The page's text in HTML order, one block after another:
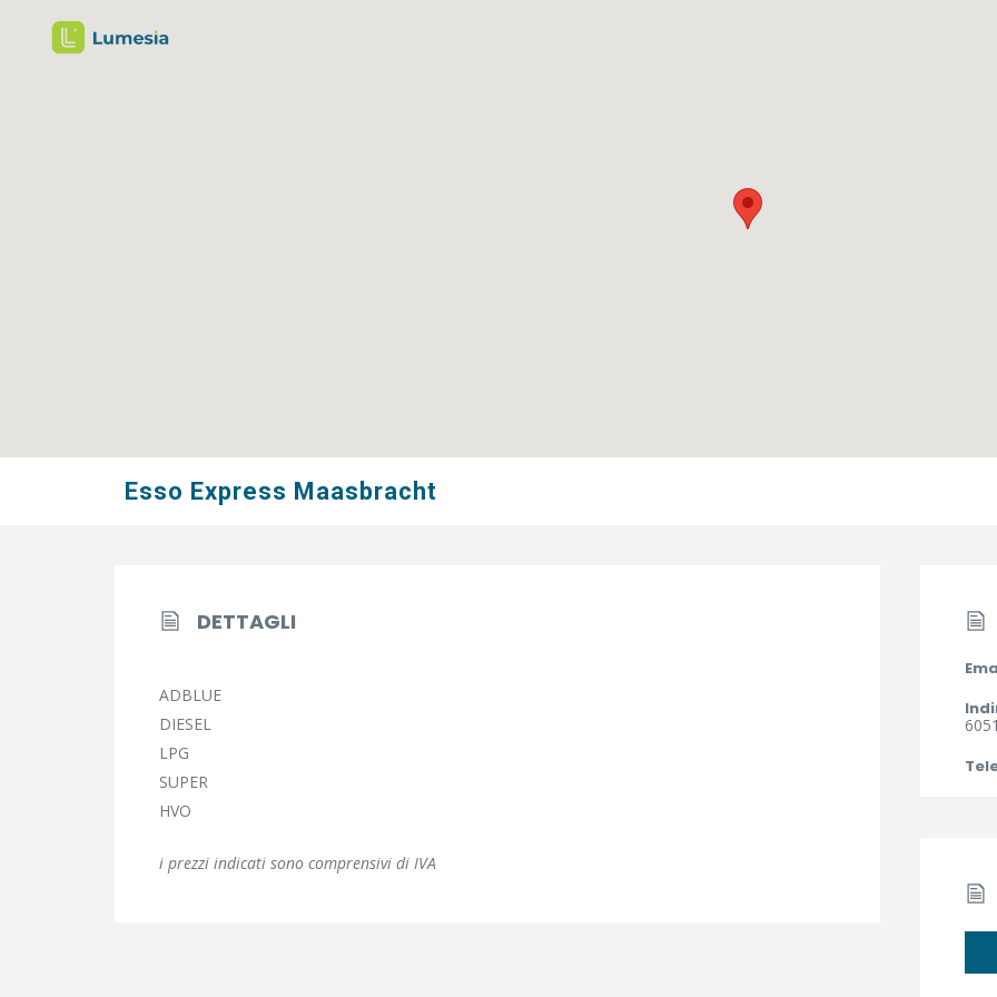
Esso Express Maasbracht
DETTAGLI
ADBLUE
DIESEL
LPG
SUPER
HVO
i prezzi indicati sono comprensivi di IVA